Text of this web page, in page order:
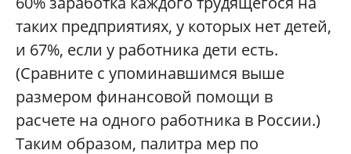
таких предприятиях, у которых нет детей,
и 67%, если у работника дети есть.
(Сравните с упоминавшимся выше
размером финансовой помощи в
расчете на одного работника в России.)
Таким образом, палитра мер по